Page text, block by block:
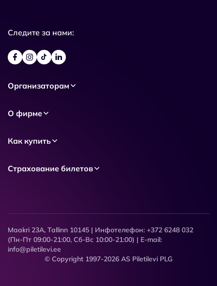
Следите за нами:
Организаторам
О фирме
Как купить
Страхование билетов
Maakri 23A, Tallinn 10145 | Инфотелефон: +372 6248 032
(Пн-Пт 09:00-21:00, Сб-Вс 10:00-21:00) | E-mail:
info@piletilevi.ee
© Copyright 1997-2026 AS Piletilevi PLG